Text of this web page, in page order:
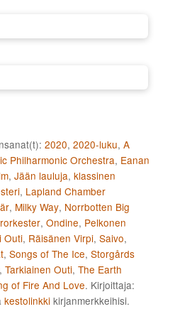
2020,2020-luku,A
Philharmonic Orchestra, Eanan
,Jään lauluja,klassinen
, Lapland Chamber
, Milky Way, Norrbotten Big
,Ondine, Pelkonen
Outi, Räisänen Virpi,Saivo,
,Songs of The Ice,Storgårds
,Tarkiainen Outi,The Earth
of Fire And Love. Kirjoittaja:
kestolinkki kirjanmerkkeihisi.